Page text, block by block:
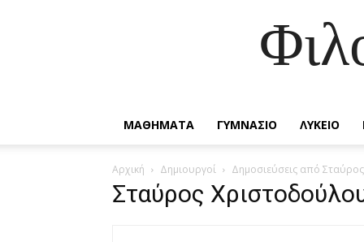
ΜΑΘΗΜΑΤΑ ΓΥΜΝΑΣΙΟ ΛΥΚΕΙΟ
Αρχική Δημιουργοί Δημοσιεύσεις από
Σταύρος